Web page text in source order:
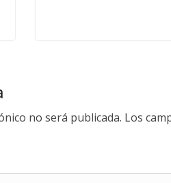
no será publicada. Los